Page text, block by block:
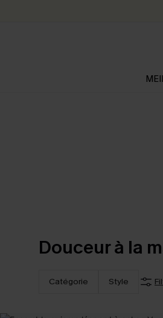
Douceur à la
Catégorie Style